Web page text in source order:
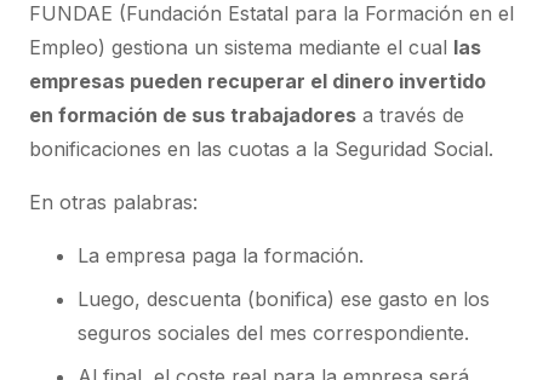
FUNDAE (Fundación Estatal para la Formación en el
Empleo) gestiona un sistema mediante el cual las
empresas pueden recuperar el dinero invertido
en formación de sus trabajadores a través de
bonificaciones en las cuotas a la Seguridad Social.
En otras palabras:
La empresa paga la formación.
Luego, descuenta (bonifica) ese gasto en los
seguros sociales del mes correspondiente.